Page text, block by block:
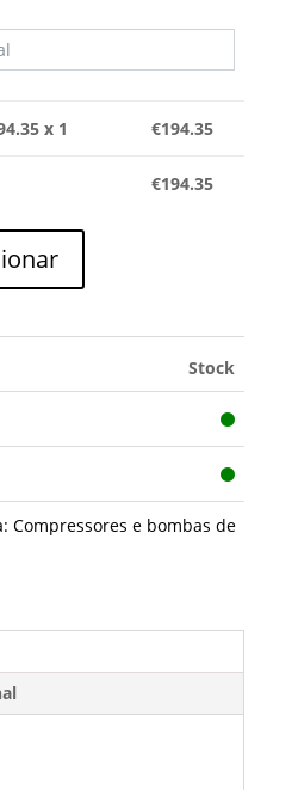
x 1 €194.35
€194.35
Stock
Compressores e bombas de